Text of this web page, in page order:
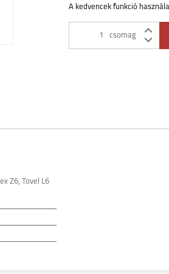
A kedvencek funkció
csomag
Z6, Tovel L6